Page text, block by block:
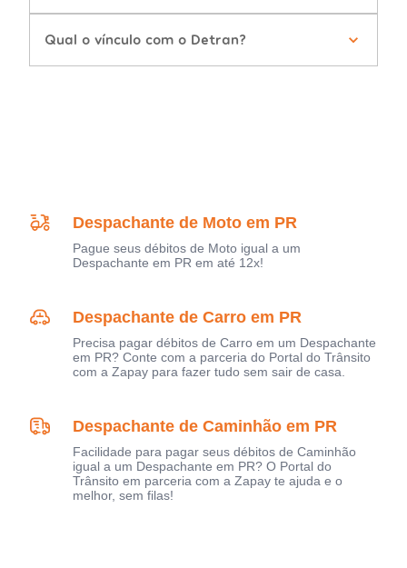
Qual o vínculo com o Detran?
Despachante de Moto em PR
Pague seus débitos de Moto igual a um
Despachante em PR em até 12x!
Despachante de Carro em PR
Precisa pagar débitos de Carro em um Despachante
em PR? Conte com a parceria do Portal do Trânsito
com a Zapay para fazer tudo sem sair de casa.
Despachante de Caminhão em PR
Facilidade para pagar seus débitos de Caminhão
igual a um Despachante em PR? O Portal do
Trânsito em parceria com a Zapay te ajuda e o
melhor, sem filas!